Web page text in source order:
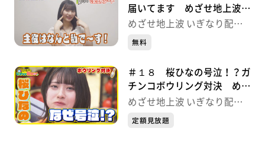
届いてます めざせ地上波
いぎなり配信中！
めざせ地上波 いぎなり配信
中！
無料
＃１８ 桜ひなの号泣！？ガ
チンコボウリング対決 めざ
せ地上波 いぎなり配信中！
めざせ地上波 いぎなり配信
中！
定額見放題